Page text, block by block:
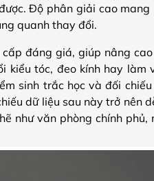
Độ phân giải cao
quanh thay đổi.
đáng giá, giúp nâng
kiểu tóc, đeo kính hay làm
sinh trắc học và đối
dữ liệu sau này trở nên
như văn phòng chính phủ,